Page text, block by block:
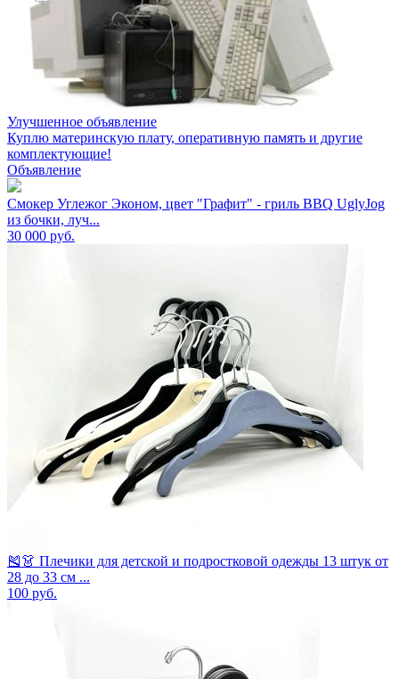
Улучшенное объявление
Куплю материнскую плату, оперативную память и другие
комплектующие!
Объявление
Смокер Углежог Эконом, цвет "Графит" - гриль BBQ UglyJog
из бочки, луч...
30 000 руб.
🎽👗 Плечики для детской и подростковой одежды 13 штук от
28 до 33 см ...
100 руб.